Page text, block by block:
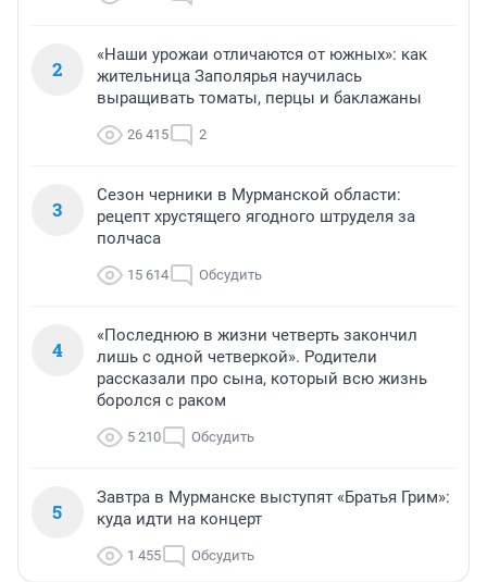
2
«Наши урожаи отличаются от южных»: как
жительница Заполярья научилась
выращивать томаты, перцы и баклажаны
26 415 2
3
Сезон черники в Мурманской области:
рецепт хрустящего ягодного штруделя за
полчаса
15 614 Обсудить
4
«Последнюю в жизни четверть закончил
лишь с одной четверкой». Родители
рассказали про сына, который всю жизнь
боролся с раком
5 210 Обсудить
5
Завтра в Мурманске выступят «Братья Грим»:
куда идти на концерт
1 455 Обсудить